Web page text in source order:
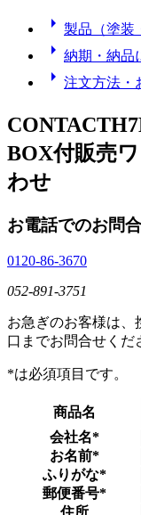
arrow_right 製品（塗装
arrow_right 納期・納品
arrow_right 注文方法・
CONTACT
BOX付販売
わせ
お電話でのお問
0120-86-3670
052-891-3751
お急ぎのお客様は、
口までお問合せくだ
*は必須項目です。
商品名
会社名*
お名前*
ふりがな*
郵便番号*